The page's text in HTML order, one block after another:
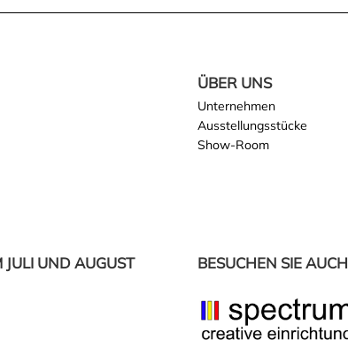
ÜBER UNS
Unternehmen
Ausstellungsstücke
Show-Room
JULI UND AUGUST BESUCHEN SIE AUCH